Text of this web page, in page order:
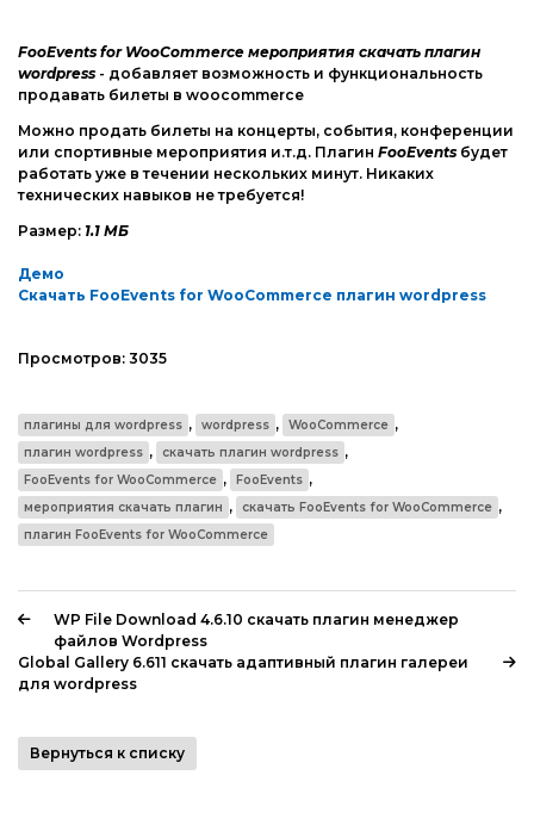
Другие CMS
Web-Мастеру
Другие шаблоны
FooEvents for WooCommerce мероприятия скачать плагин
wordpress - добавляет возможность и функциональность
продавать билеты в woocommerce
Можно продать билеты на концерты, события, конференции
или спортивные мероприятия и.т.д. Плагин FooEvents будет
работать уже в течении нескольких минут. Никаких
технических навыков не требуется!
Размер: 1.1 МБ
Демо
Скачать FooEvents for WooCommerce плагин wordpress
Просмотров: 3035
плагины для wordpress , wordpress , WooCommerce ,
плагин wordpress , скачать плагин wordpress ,
FooEvents for WooCommerce , FooEvents ,
мероприятия скачать плагин , скачать FooEvents for WooCommerce ,
плагин FooEvents for WooCommerce
WP File Download 4.6.10 скачать плагин менеджер
файлов Wordpress
Global Gallery 6.611 скачать адаптивный плагин галереи
для wordpress
Вернуться к списку